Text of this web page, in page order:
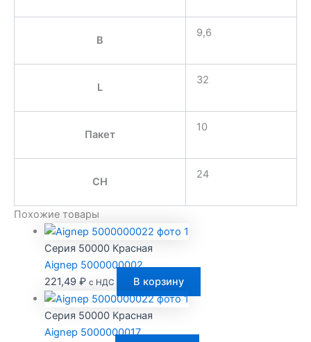
B
9,6
L
32
Пакет
10
CH
24
Похожие товары
Серия 50000 Красная
Aignep 5000000002
221,49 ₽ с НДС В корзину
Серия 50000 Красная
Aignep 5000000017